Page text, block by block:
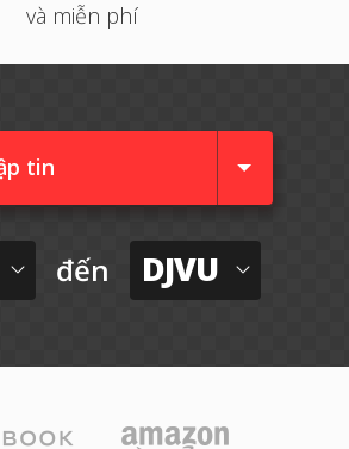
và miễn phí
tin
đến DJVU